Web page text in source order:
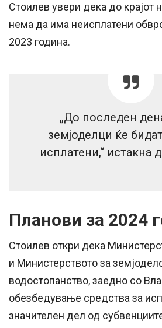
Стоилев увери дека до крајот
нема да има неисплатени
2023 година.
„До последен
земјоделци ќе
исплатени,“ истакна
Планови за 2024
Стоилев откри дека
и Министерството за
водостопанство, заедно со
обезбедување средства за
значителен дел од